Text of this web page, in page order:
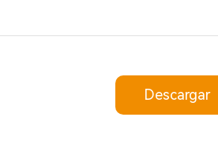
Descargar